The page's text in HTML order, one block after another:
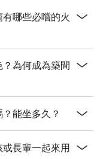
哪些必嚐的火
為何成為築間
能坐多久？
長輩一起來用